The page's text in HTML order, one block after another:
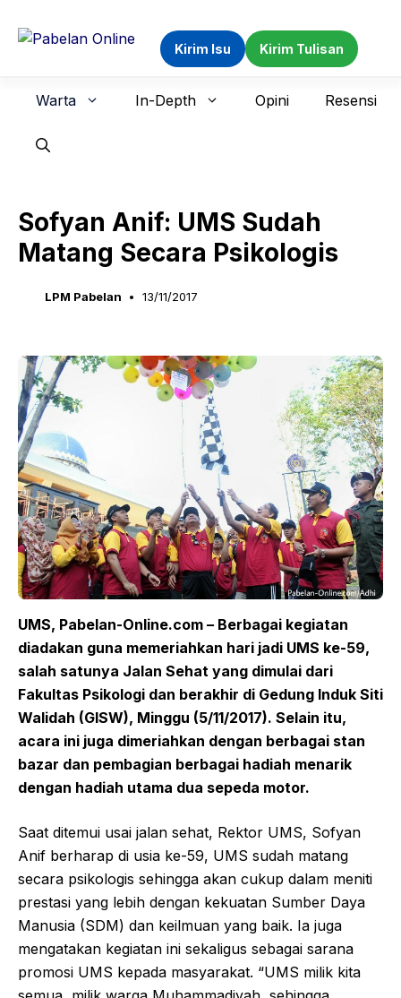
Kirim Isu Kirim Tulisan
Warta In-Depth Opini Resensi
Sofyan Anif: UMS Sudah
Matang Secara Psikologis
LPM Pabelan 13/11/2017
UMS, Pabelan-Online.com – Berbagai kegiatan
diadakan guna memeriahkan hari jadi UMS ke-59,
salah satunya Jalan Sehat yang dimulai dari
Fakultas Psikologi dan berakhir di Gedung Induk Siti
Walidah (GISW), Minggu (5/11/2017). Selain itu,
acara ini juga dimeriahkan dengan berbagai stan
bazar dan pembagian berbagai hadiah menarik
dengan hadiah utama dua sepeda motor.
Saat ditemui usai jalan sehat, Rektor UMS, Sofyan
Anif berharap di usia ke-59, UMS sudah matang
secara psikologis sehingga akan cukup dalam meniti
prestasi yang lebih dengan kekuatan Sumber Daya
Manusia (SDM) dan keilmuan yang baik. Ia juga
mengatakan kegiatan ini sekaligus sebagai sarana
promosi UMS kepada masyarakat. “UMS milik kita